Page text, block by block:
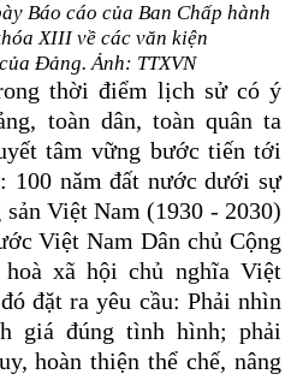
Báo cáo của Ban Chấp hành
XIII về các văn kiện
Đảng. Ảnh: TTXVN
thời điểm lịch sử có ý
toàn dân, toàn quân ta
tâm vững bước tiến tới
100 năm đất nước dưới sự
Việt Nam (1930 - 2030)
Việt Nam Dân chủ Cộng
xã hội chủ nghĩa Việt
đặt ra yêu cầu: Phải nhìn
giá đúng tình hình; phải
hoàn thiện thể chế, nâng